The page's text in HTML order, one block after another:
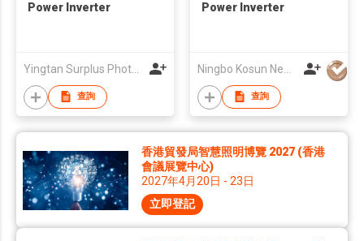
Power Inverter
Yingtan Surplus Photoelectric Technology Co.LTD
查詢
Power Inverter
查詢
香港貿發局智慧照明博覽 2027 (香港
會議展覽中心)
2027年4月20日 - 23日
立即登記